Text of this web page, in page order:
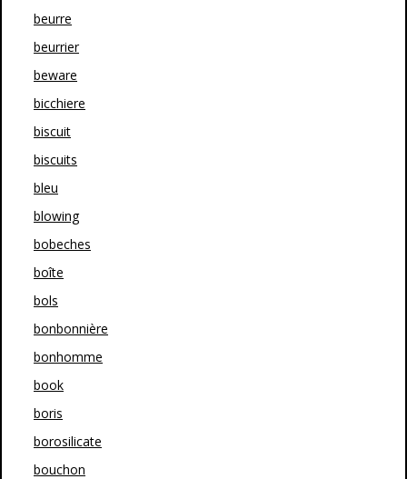
beurre
beurrier
beware
bicchiere
biscuit
biscuits
bleu
blowing
bobeches
boîte
bols
bonbonnière
bonhomme
book
boris
borosilicate
bouchon